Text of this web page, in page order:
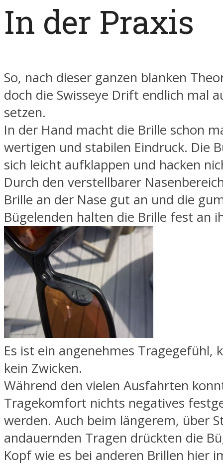
In der Praxis
So, nach dieser ganzen blanken
doch die Swisseye Drift endlich mal
setzen.
In der Hand macht die Brille schon
wertigen und stabilen Eindruck. Die
sich leicht aufklappen und hacken
Durch den verstellbarer
Brille an der Nase gut an und die
Bügelenden halten die Brille fest an
Es ist ein angenehmes Tragegefühl,
kein Zwicken.
Während den vielen Ausfahrten
Tragekomfort nichts negatives
werden. Auch beim längerem, über
andauernden Tragen drückten die
Kopf wie es bei anderen Brillen hier